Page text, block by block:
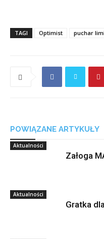
TAGI Optimist puchar
POWIĄZANE ARTYKUŁY
Aktualności
Załoga
Aktualności
Gratka